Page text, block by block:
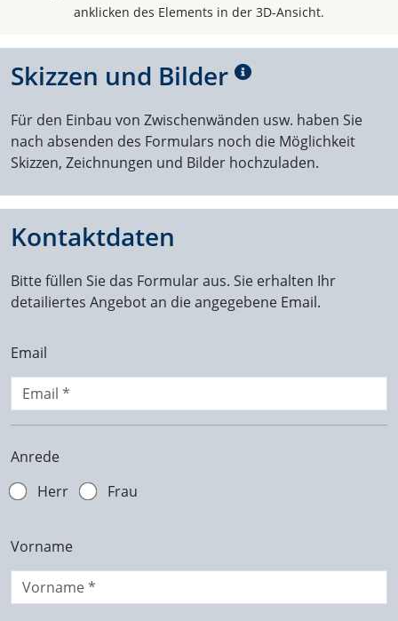
anklicken des Elements in der 3D-Ansicht.
Skizzen und Bilder
Für den Einbau von Zwischenwänden usw. haben Sie
nach absenden des Formulars noch die Möglichkeit
Skizzen, Zeichnungen und Bilder hochzuladen.
Kontaktdaten
Bitte füllen Sie das Formular aus. Sie erhalten Ihr
detailiertes Angebot an die angegebene Email.
Email
Anrede
Herr
Frau
Vorname